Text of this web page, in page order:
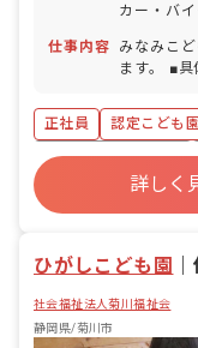
カー・バ
仕事内容
みなみこ
ます。 ■具体的な仕事内容 ・0～5歳児の
メンテー
たより作
案の作成
正社員 認定こども園
ボーナス・賞与あり
寮・住宅・家賃補助
詳しく
ひがしこども園 ｜
社会福祉法人菊川福祉会
静岡県/菊川市